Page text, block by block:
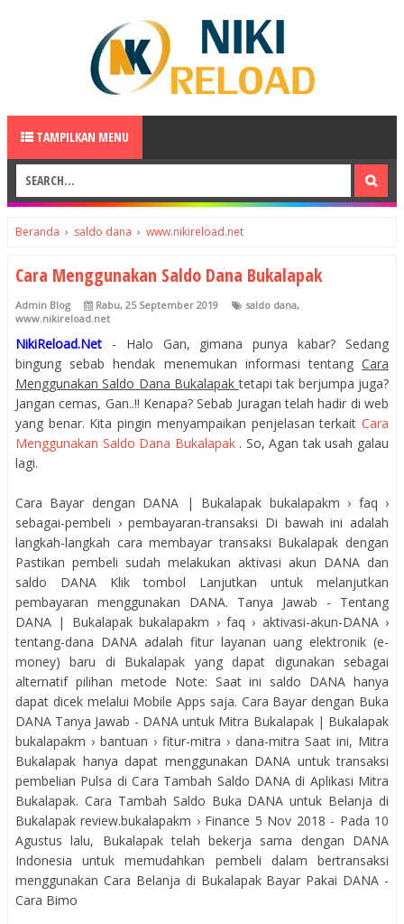
TAMPILKAN MENU
Beranda › saldo dana › www.nikireload.net
Cara Menggunakan Saldo Dana Bukalapak
Admin Blog Rabu, 25 September 2019 saldo dana,
www.nikireload.net
NikiReload.Net - Halo Gan, gimana punya kabar? Sedang
bingung sebab hendak menemukan informasi tentang Cara
Menggunakan Saldo Dana Bukalapaktetapi tak berjumpa juga?
Jangan cemas, Gan..!! Kenapa? Sebab Juragan telah hadir di web
yang benar. Kita pingin menyampaikan penjelasan terkait Cara
Menggunakan Saldo Dana Bukalapak . So, Agan tak usah galau
lagi.
Cara Bayar dengan DANA | Bukalapak bukalapakm › faq ›
sebagai-pembeli › pembayaran-transaksi Di bawah ini adalah
langkah-langkah cara membayar transaksi Bukalapak dengan
Pastikan pembeli sudah melakukan aktivasi akun DANA dan
saldo DANA Klik tombol Lanjutkan untuk melanjutkan
pembayaran menggunakan DANA. Tanya Jawab - Tentang
DANA | Bukalapak bukalapakm › faq › aktivasi-akun-DANA ›
tentang-dana DANA adalah fitur layanan uang elektronik (e-
money) baru di Bukalapak yang dapat digunakan sebagai
alternatif pilihan metode Note: Saat ini saldo DANA hanya
dapat dicek melalui Mobile Apps saja. Cara Bayar dengan Buka
DANA Tanya Jawab - DANA untuk Mitra Bukalapak | Bukalapak
bukalapakm › bantuan › fitur-mitra › dana-mitra Saat ini, Mitra
Bukalapak hanya dapat menggunakan DANA untuk transaksi
pembelian Pulsa di Cara Tambah Saldo DANA di Aplikasi Mitra
Bukalapak. Cara Tambah Saldo Buka DANA untuk Belanja di
Bukalapak review.bukalapakm › Finance 5 Nov 2018 - Pada 10
Agustus lalu, Bukalapak telah bekerja sama dengan DANA
Indonesia untuk memudahkan pembeli dalam bertransaksi
menggunakan Cara Belanja di Bukalapak Bayar Pakai DANA -
Cara Bimo